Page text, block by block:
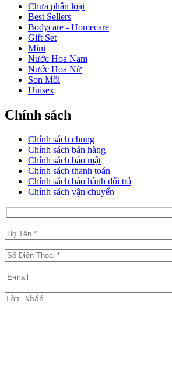
Chưa phân loại
Best Sellers
Bodycare - Homecare
Gift Set
Mini
Nước Hoa Nam
Nước Hoa Nữ
Son Môi
Unisex
Chính sách
Chính sách chung
Chính sách bán hàng
Chính sách bảo mật
Chính sách thanh toán
Chính sách bảo hành đổi trả
Chính sách vận chuyển